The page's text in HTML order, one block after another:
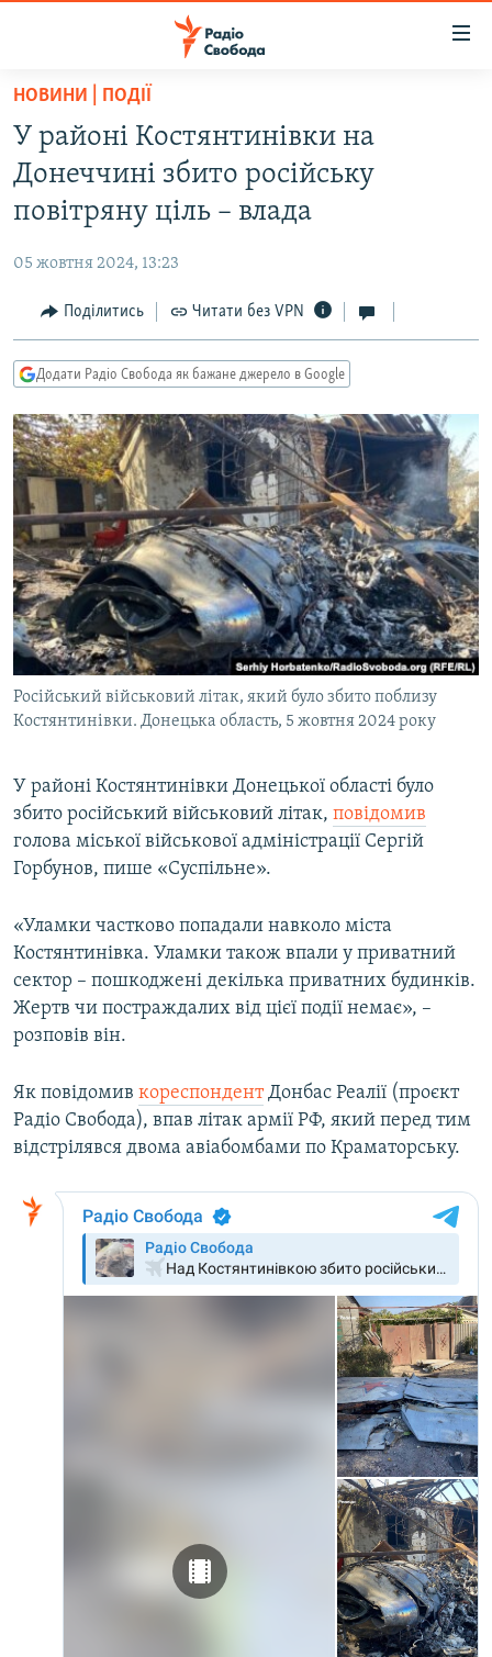
Перейти
основного
матеріалу
Перейти
до
основної
Перейти
до
пошуку
ВСЕ ЗА ДОБУ
СТАТТІ
СУСПІЛЬСТВО
УКРАЇНА
СВІТ
РОСІЙСЬКА «ФІЛЬТРАЦІЯ»
ДОНБАС.РЕАЛІЇ
ТИ ЯК?
СХЕМИ
КИТАЙ.ВИКЛИКИ
МУЛЬТИМЕДІА
ФОТО
СПЕЦПРОЄКТИ
ПОДКАСТИ
КРИМ РЕАЛІЇ
РУС
КТАТ
ДОЛУЧАЙСЯ!
Усі сайти RFE/RL
НОВИНИ | ПОДІЇ
У районі Костянтинівки на
Донеччині збито російську
повітряну ціль – влада
05 жовтня 2024, 13:23
Поділитись Читати без VPN
Додати Радіо Свобода як бажане джерело в Google
Російський військовий літак, який було збито поблизу
Костянтинівки. Донецька область, 5 жовтня 2024 року
У районі Костянтинівки Донецької області було
збито російський військовий літак, повідомив
голова міської військової адміністрації Сергій
Горбунов, пише «Суспільне».
«Уламки частково попадали навколо міста
Костянтинівка. Уламки також впали у приватний
сектор – пошкоджені декілька приватних будинків.
Жертв чи постраждалих від цієї події немає», –
розповів він.
Як повідомив кореспондентДонбас Реалії (проєкт
Радіо Свобода), впав літак армії РФ, який перед тим
відстрілявся двома авіабомбами по Краматорську.